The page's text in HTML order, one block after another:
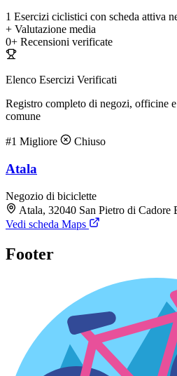
1 Esercizi ciclistici con scheda attiva
+ Valutazione media
0+ Recensioni verificate
Elenco Esercizi Verificati
Registro completo di negozi, officine
comune
#1 Migliore Chiuso
Atala
Negozio di biciclette
Atala, 32040 San Pietro di Cadore
Vedi scheda Maps
Footer